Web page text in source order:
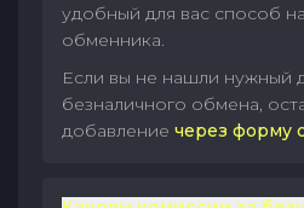
удобный для вас способ
обменника.
Если вы не нашли нужный
безналичного обмена,
добавление через форму